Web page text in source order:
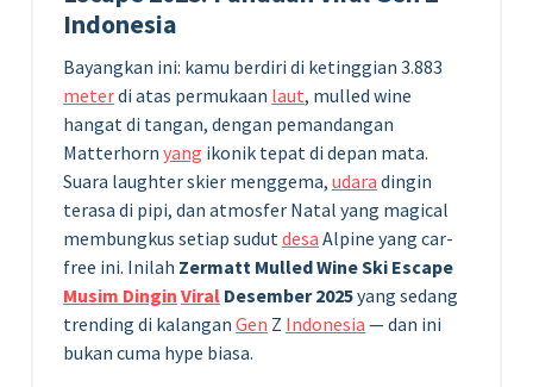
Indonesia
Bayangkan ini: kamu berdiri di ketinggian 3.883
meterdi atas permukaan laut, mulled wine
hangat di tangan, dengan pemandangan
Matterhorn yang ikonik tepat di depan mata.
Suara laughter skier menggema, udara dingin
terasa di pipi, dan atmosfer Natal yang magical
membungkus setiap sudutdesa Alpine yang car-
free ini. Inilah Zermatt Mulled Wine Ski Escape
Musim Dingin Viral Desember 2025yang sedang
trending di kalangan Gen Z Indonesia — dan ini
bukan cuma hype biasa.